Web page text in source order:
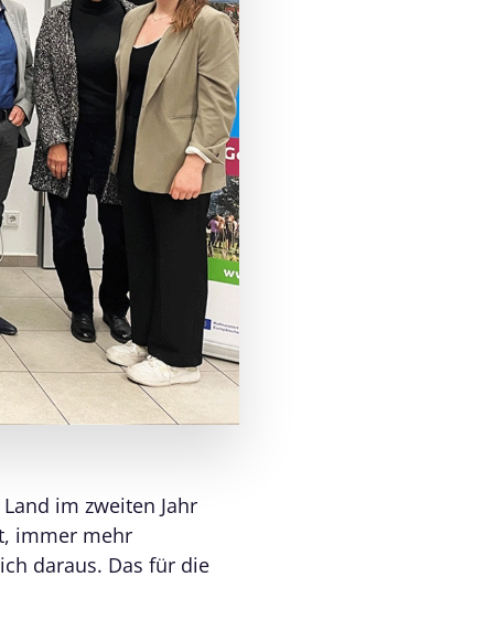
im zweiten Jahr
immer mehr
daraus. Das für die